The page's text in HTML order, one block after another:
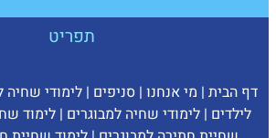
תפריט
דף הבית | מי אנחנו | סניפים | לימודי שחיה
לילדים |לימודי שחיה למבוגרים |לימוד